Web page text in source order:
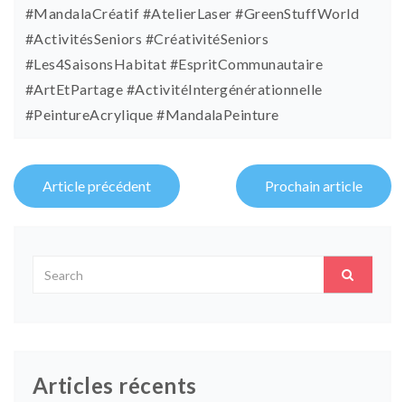
#MandalaCréatif #AtelierLaser #GreenStuffWorld
#ActivitésSeniors #CréativitéSeniors
#Les4SaisonsHabitat #EspritCommunautaire
#ArtEtPartage #ActivitéIntergénérationnelle
#PeintureAcrylique #MandalaPeinture
Post
navigation
Article précédent Prochain article
Articles récents